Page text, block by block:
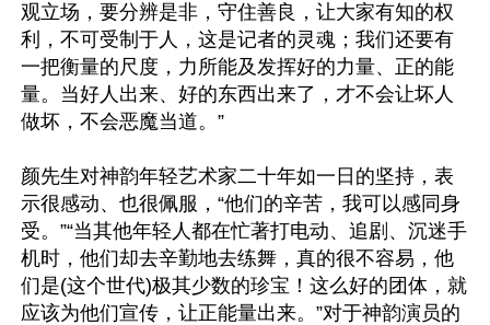
观立场，要分辨是非，守住善良，让大家有知的权
利，不可受制于人，这是记者的灵魂；我们还要有
一把衡量的尺度，力所能及发挥好的力量、正的能
量。当好人出来、好的东西出来了，才不会让坏人
做坏，不会恶魔当道。”
颜先生对神韵年轻艺术家二十年如一日的坚持，表
示很感动、也很佩服，“他们的辛苦，我可以感同身
受。”“当其他年轻人都在忙著打电动、追剧、沉迷手
机时，他们却去辛勤地去练舞，真的很不容易，他
们是(这个世代)极其少数的珍宝！这么好的团体，就
应该为他们宣传，让正能量出来。”对于神韵演员的